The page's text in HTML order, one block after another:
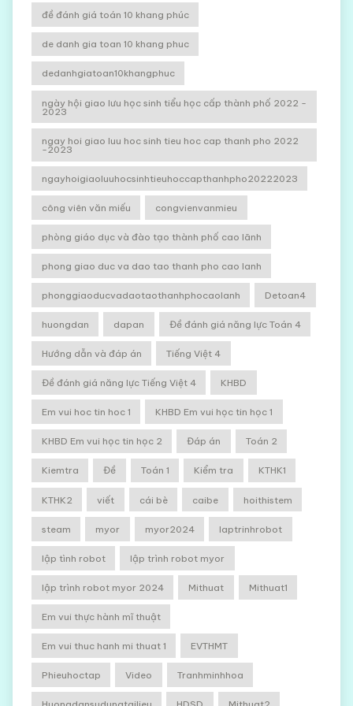
đề đánh giá toán 10 khang phúc
de danh gia toan 10 khang phuc
dedanhgiatoan10khangphuc
ngày hội giao lưu học sinh tiểu học cấp thành phố 2022 -
2023
ngay hoi giao luu hoc sinh tieu hoc cap thanh pho 2022
-2023
ngayhoigiaoluuhocsinhtieuhoccapthanhpho20222023
công viên văn miếu congvienvanmieu
phòng giáo dục và đào tạo thành phố cao lãnh
phong giao duc va dao tao thanh pho cao lanh
phonggiaoducvadaotaothanhphocaolanh Detoan4
huongdan dapan Đề đánh giá năng lực Toán 4
Hướng dẫn và đáp án Tiếng Việt 4
Đề đánh giá năng lực Tiếng Việt 4 KHBD
Em vui hoc tin hoc 1 KHBD Em vui học tin học 1
KHBD Em vui học tin học 2 Đáp án Toán 2
Kiemtra Đề Toán 1 Kiểm tra KTHK1
KTHK2 viết cái bè caibe hoithistem
steam myor myor2024 laptrinhrobot
lập tình robot lập trình robot myor
lập trình robot myor 2024 Mithuat Mithuat1
Em vui thực hành mĩ thuật
Em vui thuc hanh mi thuat 1 EVTHMT
Phieuhoctap Video Tranhminhhoa